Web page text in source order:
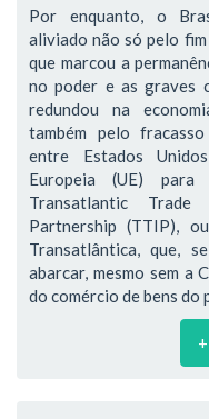
Por enquanto, o
aliviado não só pelo
que marcou a
no poder e as graves
redundou na
também pelo
entre Estados
Europeia (UE)
Transatlantic Trade
Partnership (TTIP),
Transatlântica, que,
abarcar, mesmo sem a
do comércio de bens do